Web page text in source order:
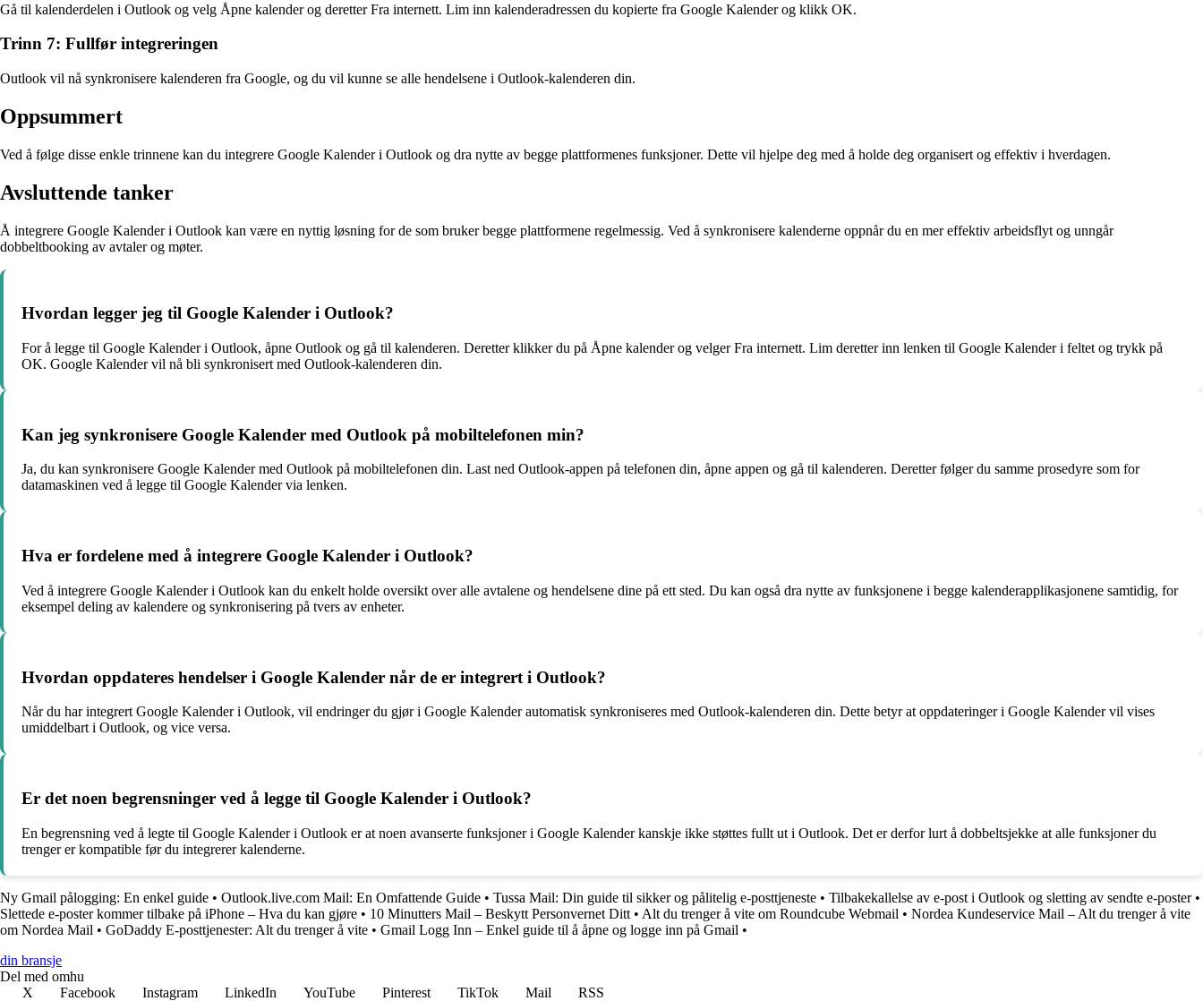
Gå til kalenderdelen i Outlook og velg Åpne kalender og deretter Fra internett. Lim inn kalenderadressen du kopierte fra Google Kalender og klikk OK.
Trinn 7: Fullfør integreringen
Outlook vil nå synkronisere kalenderen fra Google, og du vil kunne se alle hendelsene i Outlook-kalenderen din.
Oppsummert
Ved å følge disse enkle trinnene kan du integrere Google Kalender i Outlook og dra nytte av begge plattformenes funksjoner. Dette vil hjelpe deg med å holde deg organisert og effektiv i hverdagen.
Avsluttende tanker
Å integrere Google Kalender i Outlook kan være en nyttig løsning for de som bruker begge plattformene regelmessig. Ved å synkronisere kalenderne oppnår du en mer effektiv arbeidsflyt og unngår
dobbeltbooking av avtaler og møter.
Hvordan legger jeg til Google Kalender i Outlook?
For å legge til Google Kalender i Outlook, åpne Outlook og gå til kalenderen. Deretter klikker du på Åpne kalender og velger Fra internett. Lim deretter inn lenken til Google Kalender i feltet og trykk på
OK. Google Kalender vil nå bli synkronisert med Outlook-kalenderen din.
Kan jeg synkronisere Google Kalender med Outlook på mobiltelefonen min?
Ja, du kan synkronisere Google Kalender med Outlook på mobiltelefonen din. Last ned Outlook-appen på telefonen din, åpne appen og gå til kalenderen. Deretter følger du samme prosedyre som for
datamaskinen ved å legge til Google Kalender via lenken.
Hva er fordelene med å integrere Google Kalender i Outlook?
Ved å integrere Google Kalender i Outlook kan du enkelt holde oversikt over alle avtalene og hendelsene dine på ett sted. Du kan også dra nytte av funksjonene i begge kalenderapplikasjonene samtidig, for
eksempel deling av kalendere og synkronisering på tvers av enheter.
Hvordan oppdateres hendelser i Google Kalender når de er integrert i Outlook?
Når du har integrert Google Kalender i Outlook, vil endringer du gjør i Google Kalender automatisk synkroniseres med Outlook-kalenderen din. Dette betyr at oppdateringer i Google Kalender vil vises
umiddelbart i Outlook, og vice versa.
Er det noen begrensninger ved å legge til Google Kalender i Outlook?
En begrensning ved å legte til Google Kalender i Outlook er at noen avanserte funksjoner i Google Kalender kanskje ikke støttes fullt ut i Outlook. Det er derfor lurt å dobbeltsjekke at alle funksjoner du
trenger er kompatible før du integrerer kalenderne.
Ny Gmail pålogging: En enkel guide • Outlook.live.com Mail: En Omfattende Guide • Tussa Mail: Din guide til sikker og pålitelig e-posttjeneste • Tilbakekallelse av e-post i Outlook og sletting av sendte e-poster•
Slettede e-poster kommer tilbake på iPhone – Hva du kan gjøre • 10 Minutters Mail – Beskytt Personvernet Ditt • Alt du trenger å vite om Roundcube Webmail • Nordea Kundeservice Mail – Alt du trenger å vite
om Nordea Mail • GoDaddy E-posttjenester: Alt du trenger å vite • Gmail Logg Inn – Enkel guide til å åpne og logge inn på Gmail •
din bransje
Del med omhu
X
Facebook Instagram LinkedIn YouTube Pinterest TikTok Mail
RSS